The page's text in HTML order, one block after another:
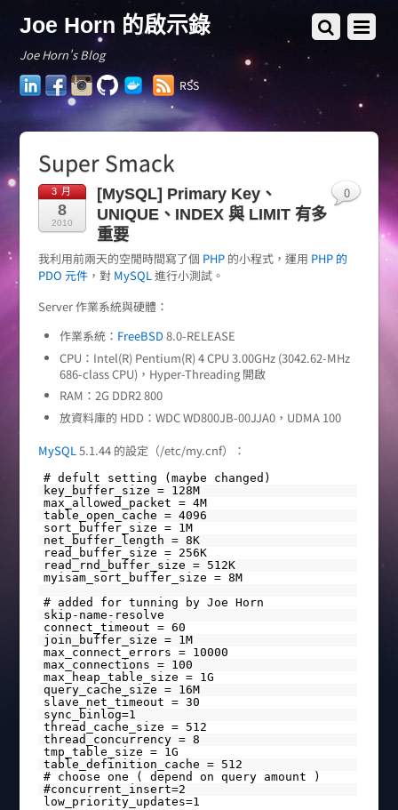
Joe Horn 的啟示錄
Joe Horn's Blog
LinkedInFacebookInstagram
GitHubDocker
Hub
RSS
Super Smack
3 月
8
2010
[MySQL] Primary Key、
UNIQUE、INDEX 與 LIMIT 有多
重要
我利用前兩天的空閒時間寫了個 PHP的小程式，運用 PHP 的
PDO 元件，對 MySQL進行小測試。
Server 作業系統與硬體：
作業系統： FreeBSD8.0-RELEASE
CPU：Intel(R) Pentium(R) 4 CPU 3.00GHz (3042.62-MHz
686-class CPU)，Hyper-Threading 開啟
RAM：2G DDR2 800
放資料庫的 HDD：WDC WD800JB-00JJA0，UDMA 100
MySQL 5.1.44 的設定（/etc/my.cnf）：
# defult setting (maybe changed)
key_buffer_size = 128M
max_allowed_packet = 4M
table_open_cache = 4096
sort_buffer_size = 1M
net_buffer_length = 8K
read_buffer_size = 256K
read_rnd_buffer_size = 512K
myisam_sort_buffer_size = 8M
# added for tunning by Joe Horn
skip-name-resolve
connect_timeout = 60
join_buffer_size = 1M
max_connect_errors = 10000
max_connections = 100
max_heap_table_size = 1G
query_cache_size = 16M
slave_net_timeout = 30
sync_binlog=1
thread_cache_size = 512
thread_concurrency = 8
tmp_table_size = 1G
table_definition_cache = 512
# choose one ( depend on query amount )
#concurrent_insert=2
low_priority_updates=1
0